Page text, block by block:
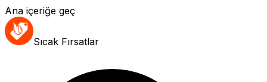
Ana içeriğe geç
Sıcak Fırsatlar